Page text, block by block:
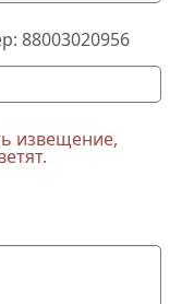
88003020956
извещение,